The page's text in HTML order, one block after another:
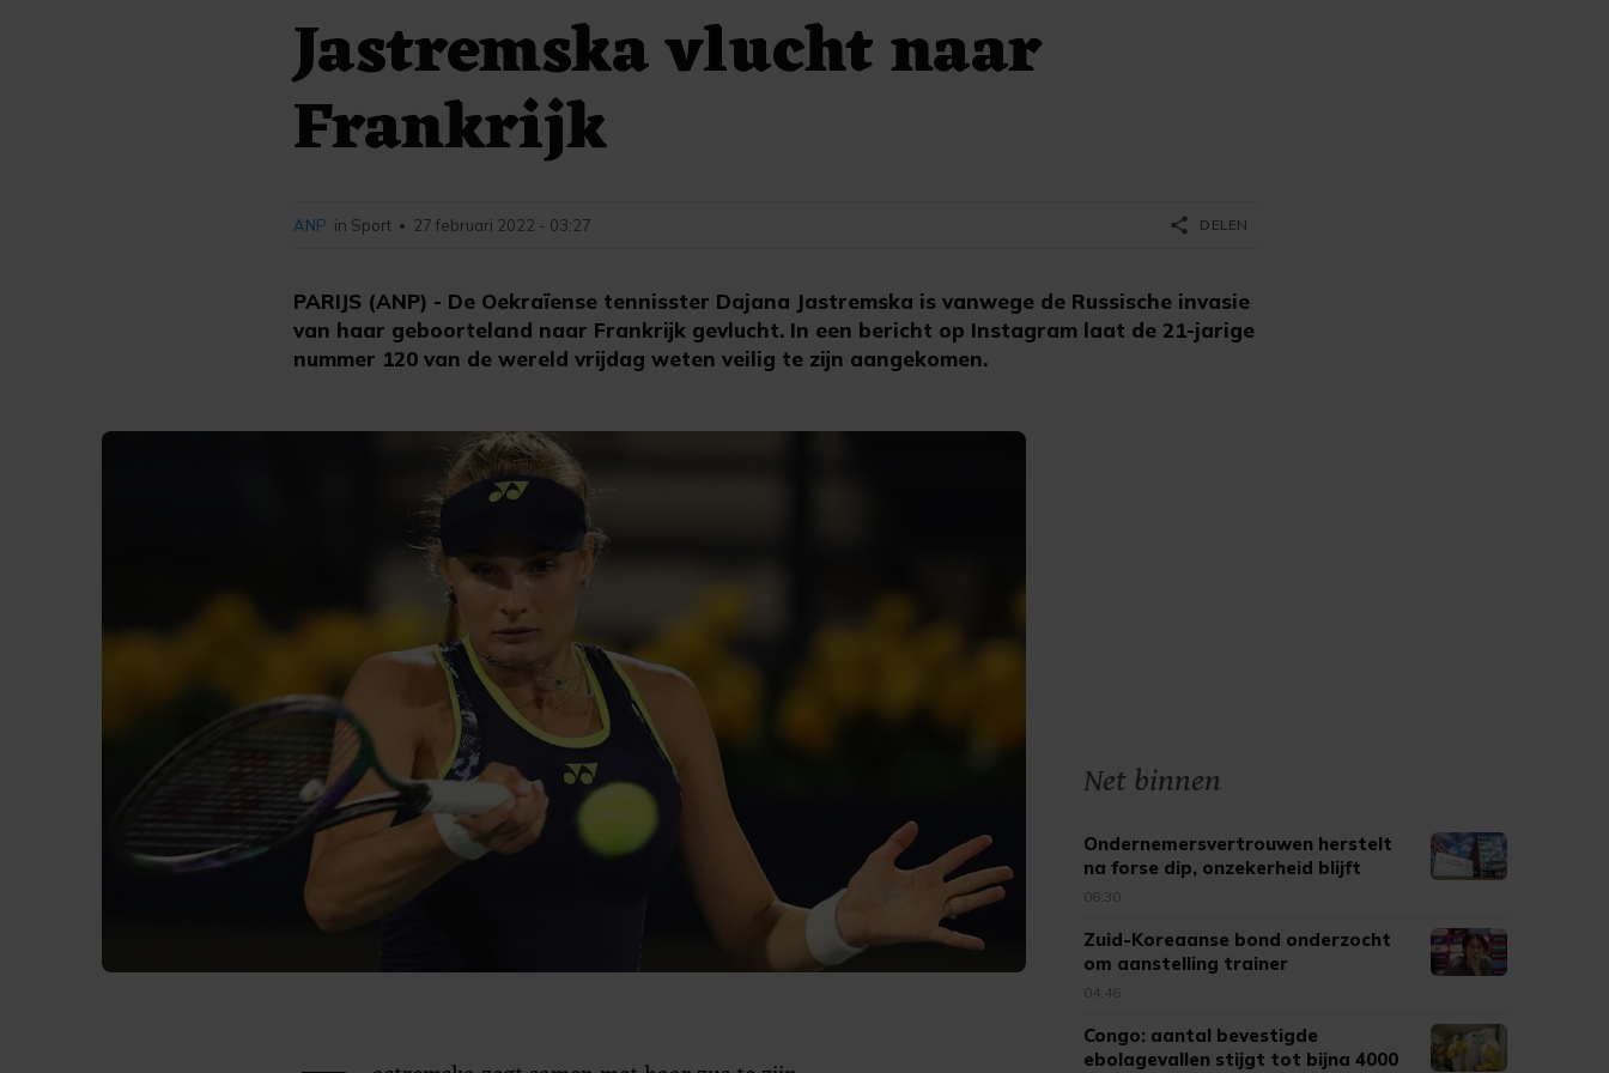
Jastremska vlucht naar
Frankrijk
PARIJS (ANP) - De Oekraïense tennisster Dajana Jastremska is vanwege de Russische invasie
van haar geboorteland naar Frankrijk gevlucht. In een bericht op Instagram laat de 21-jarige
nummer 120 van de wereld vrijdag weten veilig te zijn aangekomen.
ANP in Sport • 27 februari 2022 - 03:27 share DELEN
Net binnen
Ondernemersvertrouwen herstelt
na forse dip, onzekerheid blijft
06:30
Zuid-Koreaanse bond onderzocht
om aanstelling trainer
04:46
Congo: aantal bevestigde
ebolagevallen stijgt tot bijna 4000